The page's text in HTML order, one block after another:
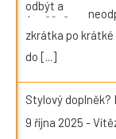
zkrátka po
do [...]
Stylový
9 října 2025 -